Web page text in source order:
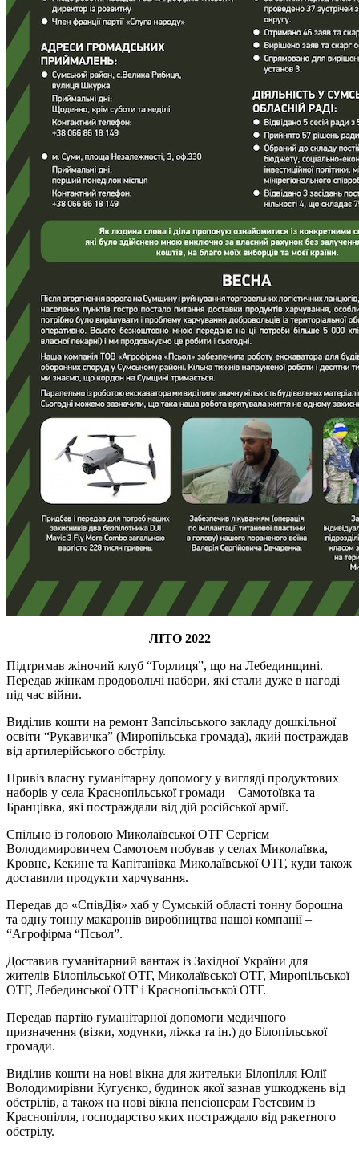
ЛІТО 2022
Підтримав жіночий клуб “Горлиця”, що на Лебединщині.
Передав жінкам продовольчі набори, які стали дуже в нагоді
під час війни.
Виділив кошти на ремонт Запсільського закладу дошкільної
освіти “Рукавичка” (Миропільська громада), який постраждав
від артилерійського обстрілу.
Привіз власну гуманітарну допомогу у вигляді продуктових
наборів у села Краснопільської громади – Самотоївка та
Бранцівка, які постраждали від дій російської армії.
Спільно із головою Миколаївської ОТГ Сергієм
Володимировичем Самотоєм побував у селах Миколаївка,
Кровне, Кекине та Капітанівка Миколаївської ОТГ, куди також
доставили продукти харчування.
Передав до «СпівДія» хаб у Сумській області тонну борошна
та одну тонну макаронів виробництва нашої компанії –
“Агрофірма “Псьол”.
Доставив гуманітарний вантаж із Західної України для
жителів Білопільської ОТГ, Миколаївської ОТГ, Миропільської
ОТГ, Лебединської ОТГ і Краснопільської ОТГ.
Передав партію гуманітарної допомоги медичного
призначення (візки, ходунки, ліжка та ін.) до Білопільської
громади.
Виділив кошти на нові вікна для жительки Білопілля Юлії
Володимирівни Кугуєнко, будинок якої зазнав ушкоджень від
обстрілів, а також на нові вікна пенсіонерам Гостєвим із
Краснопілля, господарство яких постраждало від ракетного
обстрілу.